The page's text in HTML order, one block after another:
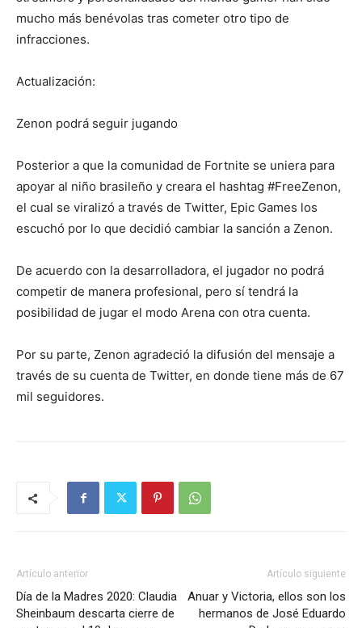
mucho más benévolas tras cometer otro tipo de
infracciones.
Actualización:
Zenon podrá seguir jugando
Posterior a que la comunidad de Fortnite se uniera para
apoyar al niño brasileño y creara el hashtag #FreeZenon,
el cual se viralizó a través de Twitter, Epic Games los
escuchó por lo que decidió cambiar la sanción a Zenon.
De acuerdo con la desarrolladora, el jugador no podrá
competir de manera profesional, pero sí tendrá la
posibilidad de jugar el modo Arena con otra cuenta.
Por su parte, Zenon agradeció la difusión del mensaje a
través de su cuenta de Twitter, en donde tiene más de 67
mil seguidores.
Artículo anterior
Día de la Madres 2020: Claudia
Sheinbaum descarta cierre de
Artículo siguiente
Anuar y Victoria, ellos son los
hermanos de José Eduardo